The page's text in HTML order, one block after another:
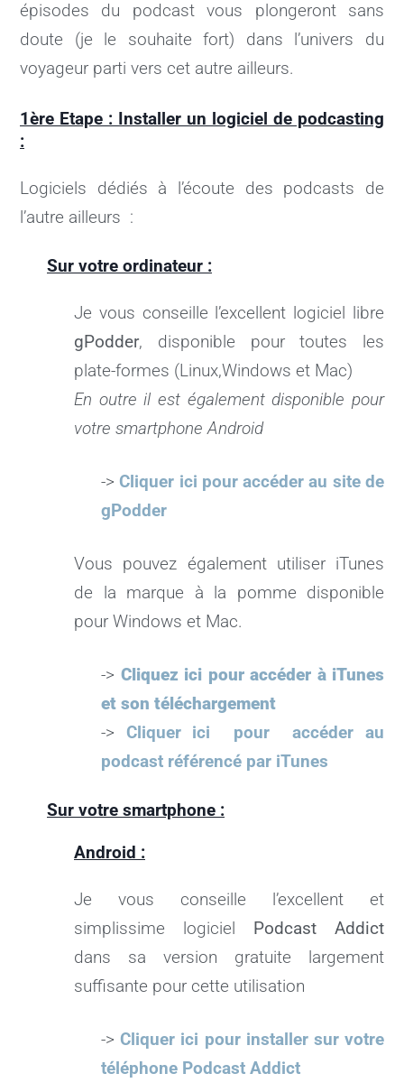
épisodes du podcast vous plongeront sans
doute (je le souhaite fort) dans l’univers du
voyageur parti vers cet autre ailleurs.
1ère Etape : Installer un logiciel de podcasting
:
Logiciels dédiés à l’écoute des podcasts de
l’autre ailleurs :
Sur votre ordinateur :
Je vous conseille l’excellent logiciel libre
gPodder, disponible pour toutes les
plate-formes (Linux,Windows et Mac)
En outre il est également disponible pour
votre smartphone Android
-> Cliquer ici pour accéder au site de
gPodder
Vous pouvez également utiliser iTunes
de la marque à la pomme disponible
pour Windows et Mac.
-> Cliquez ici pour accéder à iTunes
et son téléchargement
-> Cliquer ici pour accéder au
podcast référencé par iTunes
Sur votre smartphone :
Android :
Je vous conseille l’excellent et
simplissime logiciel
Podcast Addict
dans sa version gratuite largement
suffisante pour cette utilisation
-> Cliquer ici pour installer sur votre
téléphone Podcast Addict